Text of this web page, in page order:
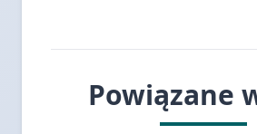
Powiązane